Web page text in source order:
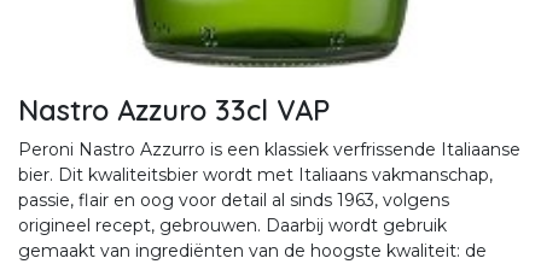
Nastro Azzuro 33cl VAP
Peroni Nastro Azzurro is een klassiek verfrissende Italiaanse
bier. Dit kwaliteitsbier wordt met Italiaans vakmanschap,
passie, flair en oog voor detail al sinds 1963, volgens
origineel recept, gebrouwen. Daarbij wordt gebruik
gemaakt van ingrediënten van de hoogste kwaliteit: de